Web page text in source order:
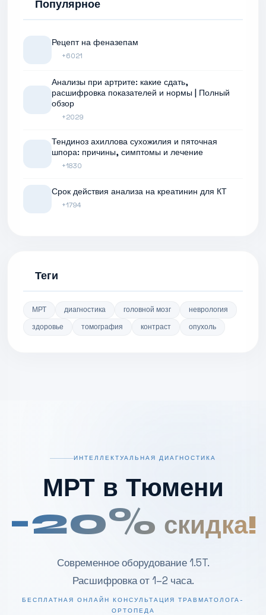
Популярное
Рецепт на феназепам
+6021
Анализы при артрите: какие сдать,
расшифровка показателей и нормы | Полный
обзор
+2029
Тендиноз ахиллова сухожилия и пяточная
шпора: причины, симптомы и лечение
+1830
Срок действия анализа на креатинин для КТ
+1794
Теги
МРТ диагностика головной мозг
неврология
здоровье
томография контраст опухоль
ИНТЕЛЛЕКТУАЛЬНАЯ ДИАГНОСТИКА
МРТ в Тюмени
-20% скидка!
Современное оборудование 1.5T.
Расшифровка от 1–2 часа.
БЕСПЛАТНАЯ ОНЛАЙН КОНСУЛЬТАЦИЯ ТРАВМАТОЛОГА-
ОРТОПЕДА